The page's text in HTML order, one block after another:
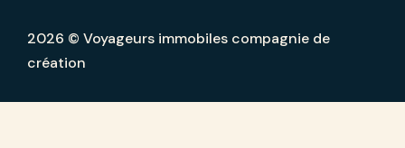
2026 © Voyageurs immobiles compagnie de
création